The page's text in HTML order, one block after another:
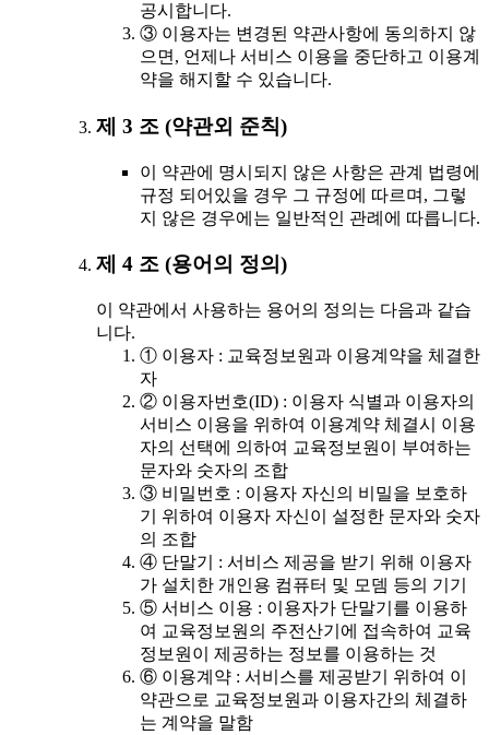
공시합니다.
③ 이용자는 변경된 약관사항에 동의하지 않
으면, 언제나 서비스 이용을 중단하고 이용계
약을 해지할 수 있습니다.
제 3 조 (약관외 준칙)
이 약관에 명시되지 않은 사항은 관계 법령에
규정 되어있을 경우 그 규정에 따르며, 그렇
지 않은 경우에는 일반적인 관례에 따릅니다.
제 4 조 (용어의 정의)
이 약관에서 사용하는 용어의 정의는 다음과 같습
니다.
① 이용자 : 교육정보원과 이용계약을 체결한
자
② 이용자번호(ID) : 이용자 식별과 이용자의
서비스 이용을 위하여 이용계약 체결시 이용
자의 선택에 의하여 교육정보원이 부여하는
문자와 숫자의 조합
③ 비밀번호 : 이용자 자신의 비밀을 보호하
기 위하여 이용자 자신이 설정한 문자와 숫자
의 조합
④ 단말기 : 서비스 제공을 받기 위해 이용자
가 설치한 개인용 컴퓨터 및 모뎀 등의 기기
⑤ 서비스 이용 : 이용자가 단말기를 이용하
여 교육정보원의 주전산기에 접속하여 교육
정보원이 제공하는 정보를 이용하는 것
⑥ 이용계약 : 서비스를 제공받기 위하여 이
약관으로 교육정보원과 이용자간의 체결하
는 계약을 말함